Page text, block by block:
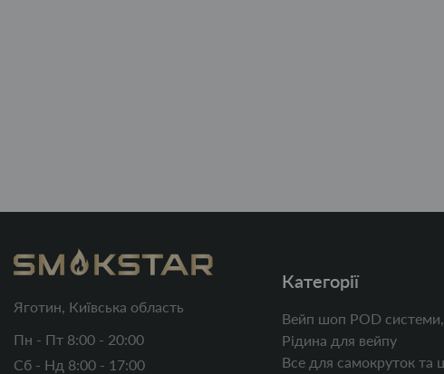
Яготин, Київська область
Пн - Пт 8:00 - 20:00
Сб - Нд 8:00 - 17:00
Категорії
Вейп шоп POD
Рідина для вейпу
Все для самокруток та